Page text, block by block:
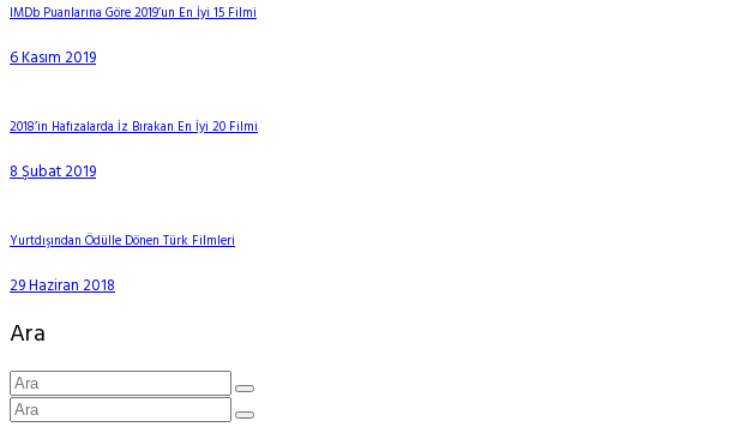
IMDb Puanlarına Göre 2019’un En İyi 15 Filmi
6 Kasım 2019
2018’in Hafızalarda İz Bırakan En İyi 20 Filmi
8 Şubat 2019
Yurtdışından Ödülle Dönen Türk Filmleri
29 Haziran 2018
Ara